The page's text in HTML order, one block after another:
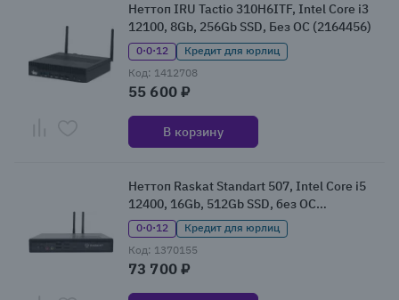
Неттоп IRU Tactio 310H6ITF, Intel Core i3
12100, 8Gb, 256Gb SSD, Без ОС (2164456)
0·0·12
Кредит для юрлиц
Код: 1412708
55 600 ₽
В корзину
Неттоп Raskat Standart 507, Intel Core i5
12400, 16Gb, 512Gb SSD, без ОС
(STANDART507168816)
0·0·12
Кредит для юрлиц
Код: 1370155
73 700 ₽